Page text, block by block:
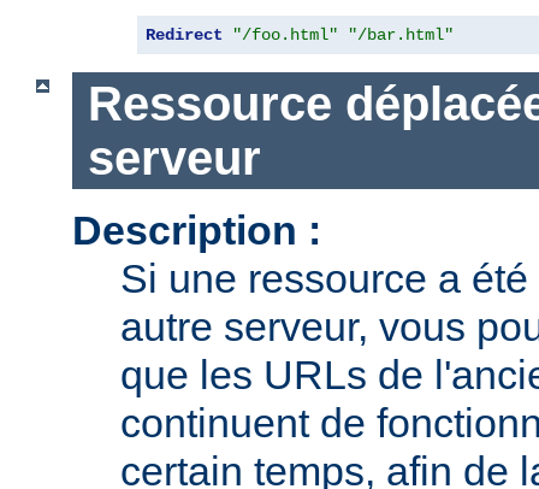
Redirect "/foo.html" "/bar.html"
Ressource
serveur
Description :
Si une ressource a
autre serveur, vous
que les URLs de
continuent de
certain temps, afin de